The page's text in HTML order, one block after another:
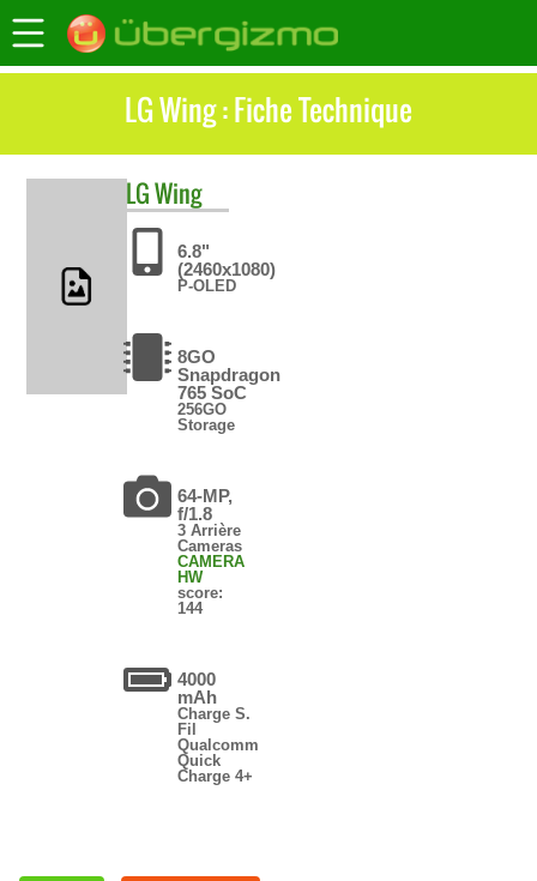
LG Wing : Fiche Technique
LGWing
6.8"
(2460x1080)
P-OLED
8GO
Snapdragon
765 SoC
256GO
Storage
64-MP,
f/1.8
3 Arrière
Cameras
CAMERA
HW
score:
144
4000
mAh
Charge S.
Fil
Qualcomm
Quick
Charge 4+